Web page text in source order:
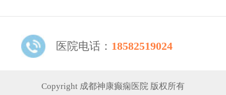
线！
医院电话： 18582519024
Copyright 成都神康癫痫医院 版权所有